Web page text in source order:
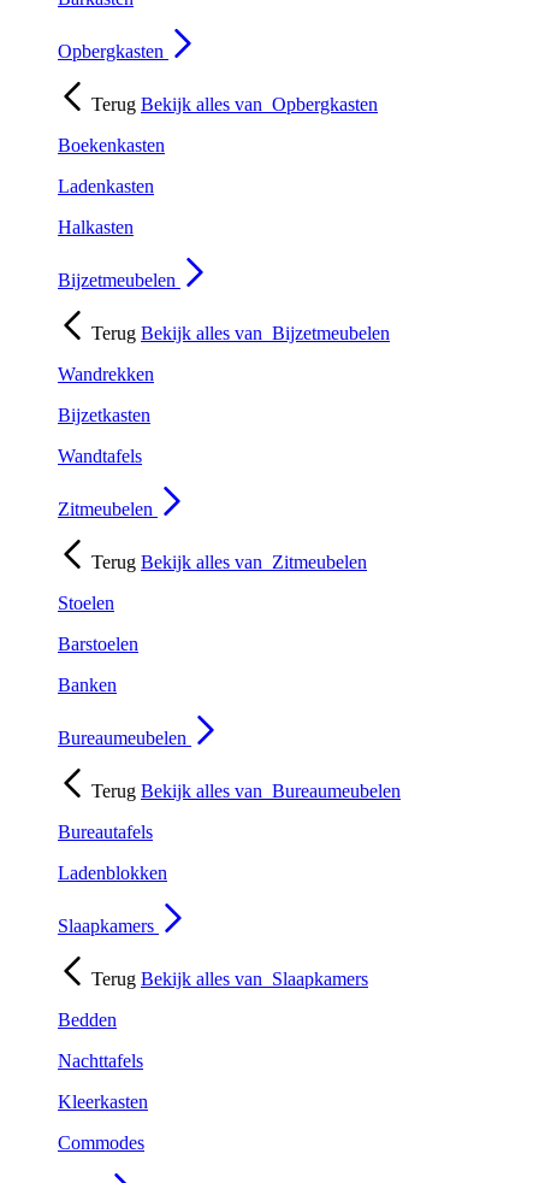
Opbergkasten
Terug Bekijk alles van Opbergkasten
Boekenkasten
Ladenkasten
Halkasten
Bijzetmeubelen
Terug Bekijk alles van Bijzetmeubelen
Wandrekken
Bijzetkasten
Wandtafels
Zitmeubelen
Terug Bekijk alles van Zitmeubelen
Stoelen
Barstoelen
Banken
Bureaumeubelen
Terug Bekijk alles van Bureaumeubelen
Bureautafels
Ladenblokken
Slaapkamers
Terug Bekijk alles van Slaapkamers
Bedden
Nachttafels
Kleerkasten
Commodes